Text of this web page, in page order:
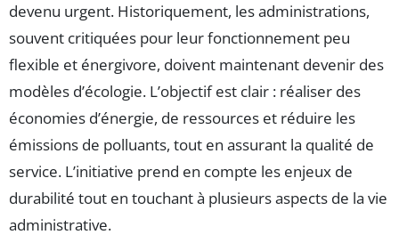
devenu urgent. Historiquement, les administrations,
souvent critiquées pour leur fonctionnement peu
flexible et énergivore, doivent maintenant devenir des
modèles d’écologie. L’objectif est clair : réaliser des
économies d’énergie, de ressources et réduire les
émissions de polluants, tout en assurant la qualité de
service. L’initiative prend en compte les enjeux de
durabilité tout en touchant à plusieurs aspects de la vie
administrative.